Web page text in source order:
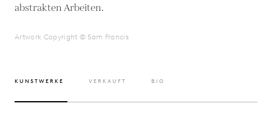
abstrakten Arbeiten.
Artwork Copyright © Sam Francis
KUNSTWERKE VERKAUFT BIO